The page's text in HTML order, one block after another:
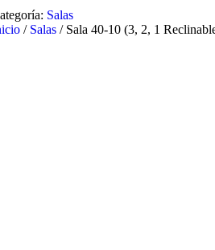
Salas
/ Salas / Sala 40-10 (3, 2, 1